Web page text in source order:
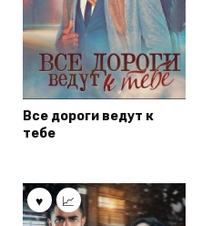
Все дороги ведут к
тебе